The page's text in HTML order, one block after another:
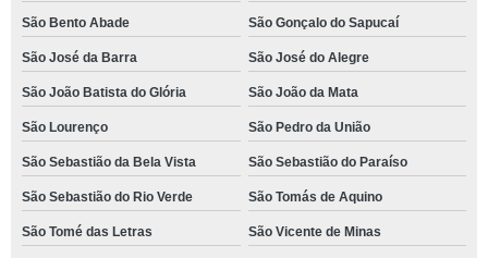
São Bento Abade São Gonçalo do Sapucaí
São José da Barra São José do Alegre
São João Batista do Glória São João da Mata
São Lourenço São Pedro da União
São Sebastião da Bela Vista São Sebastião do Paraíso
São Sebastião do Rio Verde São Tomás de Aquino
São Tomé das Letras São Vicente de Minas